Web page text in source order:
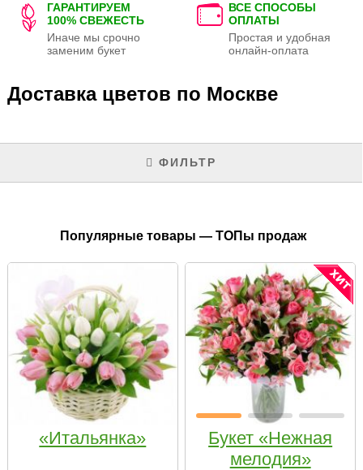
ГАРАНТИРУЕМ
100% СВЕЖЕСТЬ
Иначе мы срочно
заменим букет
ВСЕ СПОСОБЫ
ОПЛАТЫ
Простая и удобная
онлайн-оплата
Доставка цветов по Москве
ФИЛЬТР
Популярные товары — ТОПы продаж
«Итальянка»
Букет «Нежная
мелодия»